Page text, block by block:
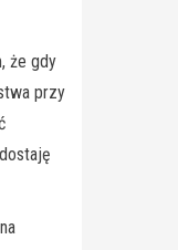
że gdy
przy